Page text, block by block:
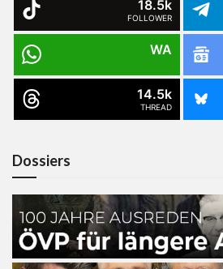
18.5k
FOLLOWER
WA
14.5k
THREAD
Dossiers